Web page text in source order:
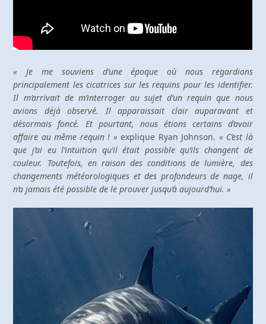
« Je me souviens d’une époque où nous regardions
principalement les cicatrices sur les requins pour les identifier.
Il m’arrivait de m’interroger au sujet d’un requin que nous
avions déjà observé. Il apparaissait clair auparavant et
désormais foncé. Et pourtant, nous étions certains d’avoir
affaire au même requin ! »explique Ryan Johnson. « C’est là
que j’ai eu l’intuition qu’il était possible qu’ils changent de
couleur. Toutefois, en raison des conditions de lumière, des
changements météorologiques et des profondeurs de nage, il
n’a jamais été possible de le prouver jusqu’à aujourd’hui. »